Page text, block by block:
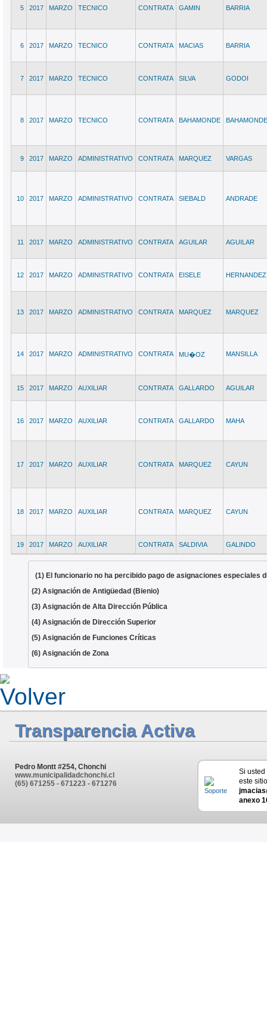
5 2017 MARZO TECNICO CONTRATA GAMIN BARRIA
6 2017 MARZO TECNICO CONTRATA MACIAS BARRIA
7 2017 MARZO TECNICO CONTRATA SILVA GODOI
8 2017 MARZO TECNICO CONTRATA BAHAMONDE BAHAMONDE
9 2017 MARZO ADMINISTRATIVO CONTRATA MARQUEZ VARGAS
10 2017 MARZO ADMINISTRATIVO CONTRATA SIEBALD ANDRADE
11 2017 MARZO ADMINISTRATIVO CONTRATA AGUILAR AGUILAR
12 2017 MARZO ADMINISTRATIVO CONTRATA EISELE HERNANDEZ
13 2017 MARZO ADMINISTRATIVO CONTRATA MARQUEZ MARQUEZ
14 2017 MARZO ADMINISTRATIVO CONTRATA MU�OZ MANSILLA
15 2017 MARZO AUXILIAR CONTRATA GALLARDO AGUILAR
16 2017 MARZO AUXILIAR CONTRATA GALLARDO MAHA
17 2017 MARZO AUXILIAR CONTRATA MARQUEZ CAYUN
18 2017 MARZO AUXILIAR CONTRATA MARQUEZ CAYUN
19 2017 MARZO AUXILIAR CONTRATA SALDIVIA GALINDO
(1) El funcionario no ha percibido pago de asignaciones especiales
(2) Asignación de Antigüedad (Bienio)
(3) Asignación de Alta Dirección Pública
(4) Asignación de Dirección Superior
(5) Asignación de Funciones Críticas
(6) Asignación de Zona
Transparencia Activa
Pedro Montt #254, Chonchi
www.municipalidadchonchi.cl
(65) 671255 - 671223 - 671276
Si
este
anexo